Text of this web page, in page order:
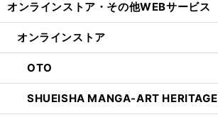
オンラインストア・ その他WEBサービス
オンラインストア
OTO
SHUEISHA MANGA-ART HERITAGE